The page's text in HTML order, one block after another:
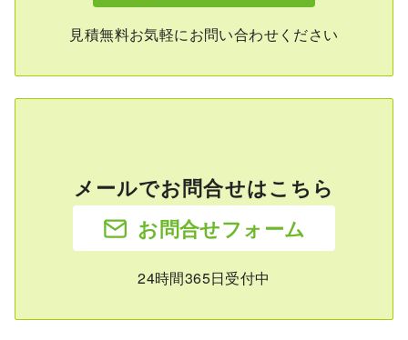
見積無料お気軽にお問い合わせください
メールでお問合せはこちら
お問合せフォーム
24時間365日受付中